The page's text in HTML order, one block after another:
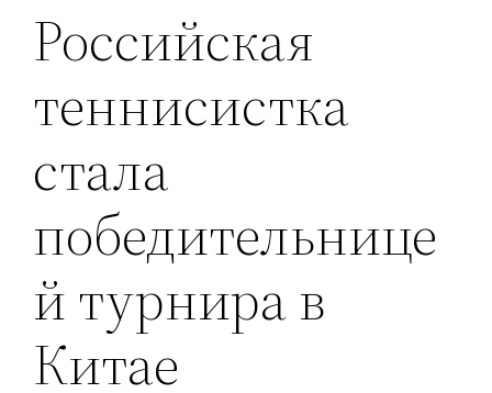
Российская
теннисистка
стала
победительнице
й турнира в
Китае